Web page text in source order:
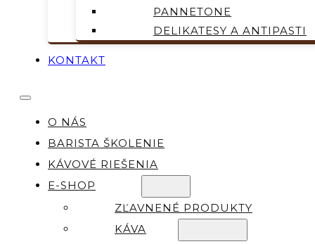
PANNETONE
DELIKATESY A ANTIPASTI
KONTAKT
O NÁS
BARISTA ŠKOLENIE
KÁVOVÉ RIEŠENIA
E-SHOP
ZĽAVNENÉ PRODUKTY
KÁVA